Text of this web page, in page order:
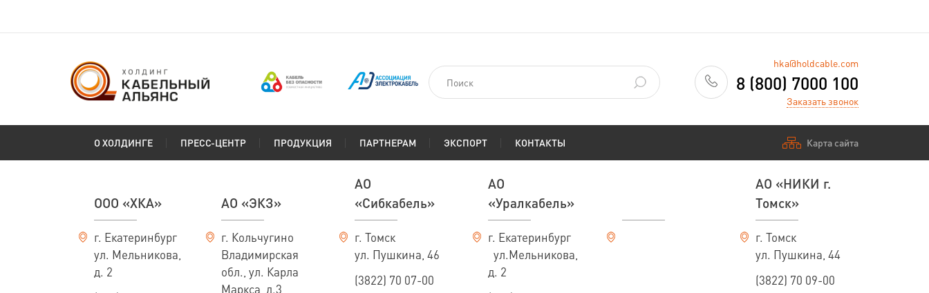
hka@holdcable.com
8 (800) 7000 100
Заказать звонок
О ХОЛДИНГЕ ПРЕСС-ЦЕНТР ПРОДУКЦИЯ ПАРТНЕРАМ ЭКСПОРТ КОНТАКТЫ Карта сайта
ООО «ХКА»
г. Екатеринбург
ул. Мельникова,
д. 2
АО «ЭКЗ»
г. Кольчугино
Владимирская
обл., ул. Карла
Маркса, д.3
АО
«Сибкабель»
г. Томск
ул. Пушкина, 46
(3822) 70 07-00
АО
«Уралкабель»
г. Екатеринбург
ул.Мельникова,
д. 2
АО «НИКИ г.
Томск»
г. Томск
ул. Пушкина, 44
(3822) 70 09-00